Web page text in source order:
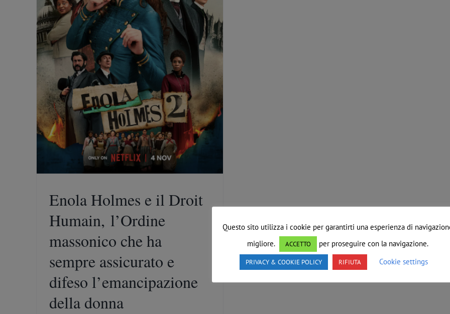
Enola Holmes e il Droit
Humain, l’Ordine
massonico che ha
sempre assicurato e
difeso l’emancipazione
della donna
Questo sito utilizza i cookie per garantirti una esperienza di
migliore.
ACCETTO per proseguire con la navigazione.
PRIVACY & COOKIE POLICY RIFIUTA Cookie settings